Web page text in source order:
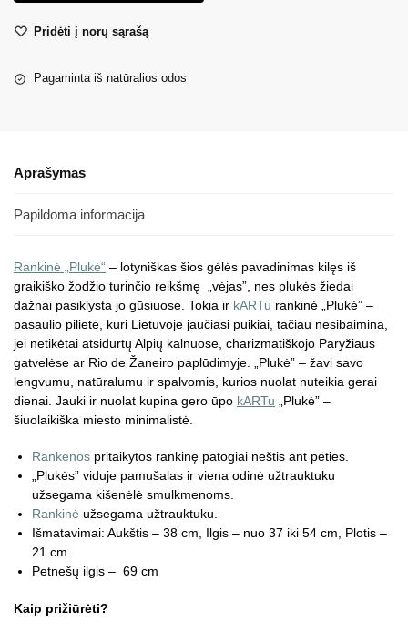
Pridėti į norų sąrašą
Pagaminta iš natūralios odos
Aprašymas
Papildoma informacija
Rankinė „Plukė“ – lotyniškas šios gėlės pavadinimas kilęs iš
graikiško žodžio turinčio reikšmę „vėjas”, nes plukės žiedai
dažnai pasiklysta jo gūsiuose. Tokia ir kARTu rankinė „Plukė” –
pasaulio pilietė, kuri Lietuvoje jaučiasi puikiai, tačiau nesibaimina,
jei netikėtai atsidurtų Alpių kalnuose, charizmatiškojo Paryžiaus
gatvelėse ar Rio de Žaneiro paplūdimyje. „Plukė” – žavi savo
lengvumu, natūralumu ir spalvomis, kurios nuolat nuteikia gerai
dienai. Jauki ir nuolat kupina gero ūpo kARTu „Plukė” –
šiuolaikiška miesto minimalistė.
Rankenos pritaikytos rankinę patogiai neštis ant peties.
„Plukės” viduje pamušalas ir viena odinė užtrauktuku
užsegama kišenėlė smulkmenoms.
Rankinė užsegama užtrauktuku.
Išmatavimai: Aukštis – 38 cm, Ilgis – nuo 37 iki 54 cm, Plotis –
21 cm.
Petnešų ilgis – 69 cm
Kaip prižiūrėti?